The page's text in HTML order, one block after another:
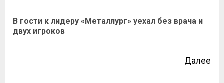
В гости к лидеру «Металлург» уехал без врача и
двух игроков
Далее